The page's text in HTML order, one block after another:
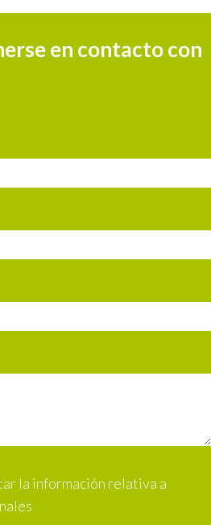
en contacto con
la información relativa a